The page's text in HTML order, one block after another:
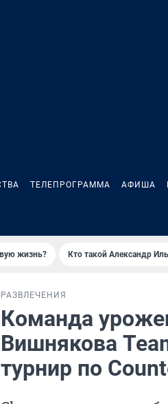
ТЕЛЕПРОГРАММА АФИША
жизнь? Кто такой Александр
РАЗВЛЕЧЕНИЯ
Команда
Вишнякова
турнир по